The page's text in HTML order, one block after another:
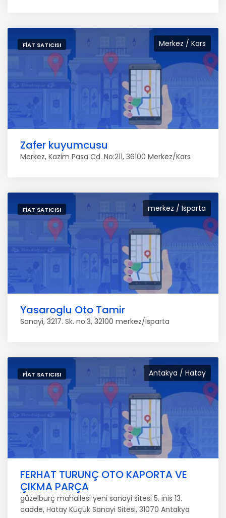
Merkez / Kars
FIAT SATICISI
Zafer kuyumcusu
Merkez, Kazim Pasa Cd. No:211, 36100 Merkez/Kars
merkez / Isparta
FIAT SATICISI
Yasaroglu Oto Tamir
Sanayi, 3217. Sk. no:3, 32100 merkez/Isparta
Antakya / Hatay
FIAT SATICISI
FERHAT TURUNÇ OTO KAPORTA VE
ÇIKMA PARÇA
güzelburç mahallesi yeni sanayi sitesi 5. inis 13.
cadde, Hatay Küçük Sanayi Sitesi, 31070 Antakya